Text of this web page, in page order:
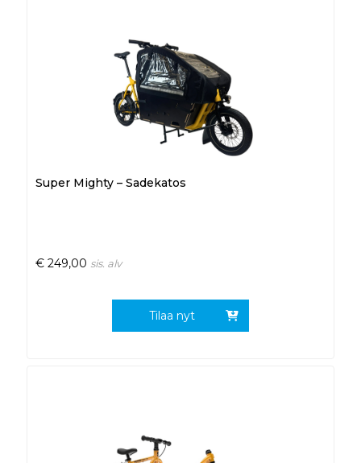
Super Mighty – Sadekatos
€ 249,00 sis. alv
Tilaa nyt